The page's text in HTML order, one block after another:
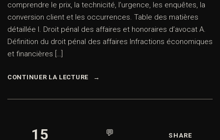
comprendre le prix, la technicité, l’urgence, les enquêtes, la
conversion client et les occurrences. Table des matières
détaillée I. Droit pénal des affaires et honoraires d’avocat A.
Définition du droit pénal des affaires Infractions économiques
et financières […]
CONTINUER LA LECTURE
15 💬 SHARE